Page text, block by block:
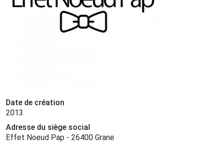
Date de création
2013
Adresse du siège social
Effet Noeud Pap - 26400 Grane